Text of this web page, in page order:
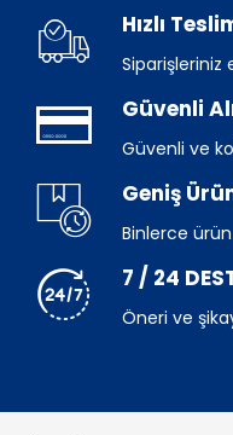
Hızlı
Siparişleriniz
Güvenli
Güvenli ve
Geniş
Binlerce
7 / 24
Öneri ve